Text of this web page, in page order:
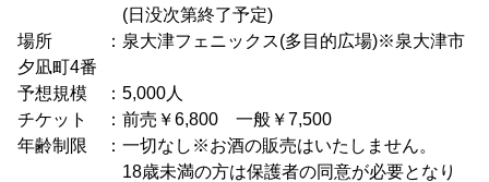
(日没次第終了予定)
場所 ：泉大津フェニックス(多目的広場)※泉大津市
夕凪町4番
予想規模 ：5,000人
チケット ：前売￥6,800 一般￥7,500
年齢制限 ：一切なし※お酒の販売はいたしません。
18歳未満の方は保護者の同意が必要となり